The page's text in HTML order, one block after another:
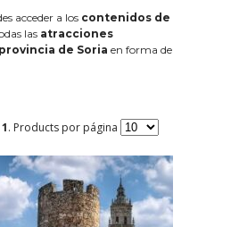
acceder a los contenidos de
las atracciones
de Soria en forma de
1. Products por página